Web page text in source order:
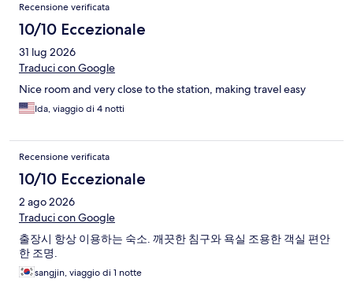
Recensione verificata
10/10 Eccezionale
31 lug 2026
Traduci con Google
Nice room and very close to the station, making travel easy
Ida, viaggio di 4 notti
Recensione verificata
10/10 Eccezionale
2 ago 2026
Traduci con Google
출장시 항상 이용하는 숙소. 깨끗한 침구와 욕실 조용한 객실 편안
한 조명.
sangjin, viaggio di 1 notte